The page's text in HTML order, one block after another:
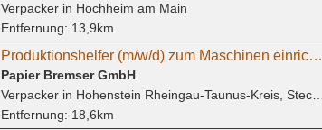
Verpackerin Hochheim am Main
Entfernung: 13,9km
Produktionshelfer (m/w/d) zum Maschinen einrichten und Verpacker/in gesucht
Papier Bremser GmbH
Verpackerin Hohenstein Rheingau-Taunus-Kreis, Steckenroth
Entfernung: 18,6km